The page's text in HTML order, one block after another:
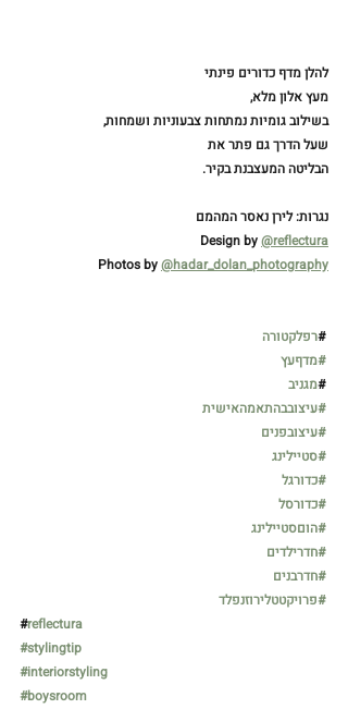
להלן מדף כדורים פינתי
מעץ אלון מלא,
בשילוב גומיות נמתחות צבעוניות ושמחות,
שעל הדרך גם פתר את
הבליטה המעצבנת בקיר.
נגרות: לירן נאסר המהמם
Design by @reflectura
Photos by @hadar_dolan_photography
# רפלקטורה
#מדףעץ
# מגניב
#עיצובבהתאמהאישית
#עיצובפנים
#סטיילינג
#כדורגל
#כדורסל
#הוםסטיילינג
#חדרילדים
#חדרבנים
#פרויקטטלירוזנפלד
#reflectura
#stylingtip
#interiorstyling
#boysroom